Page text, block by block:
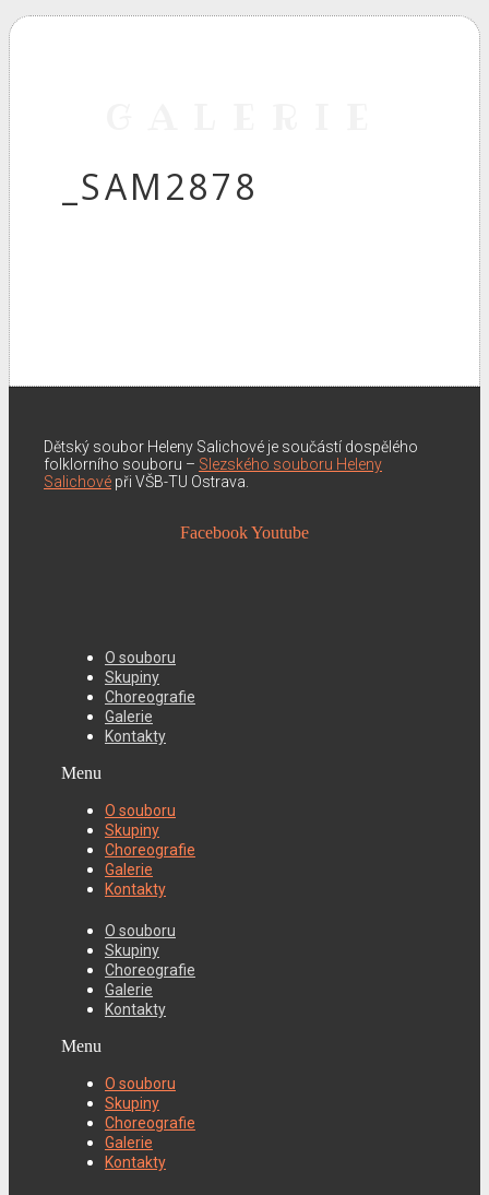
_SAM2878
Dětský soubor Heleny Salichové je součástí dospělého
folklorního souboru – Slezského souboru Heleny
Salichové při VŠB-TU Ostrava.
FacebookYoutube
O souboru
Skupiny
Choreografie
Galerie
Kontakty
Menu
O souboru
Skupiny
Choreografie
Galerie
Kontakty
O souboru
Skupiny
Choreografie
Galerie
Kontakty
Menu
O souboru
Skupiny
Choreografie
Galerie
Kontakty